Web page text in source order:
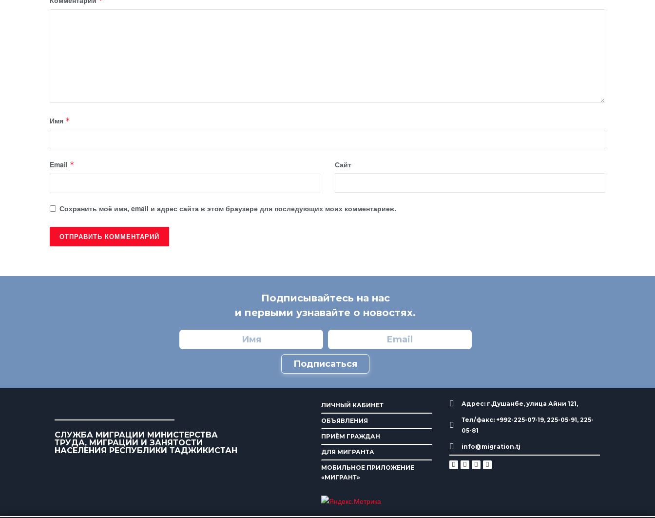
Имя *
Email * Сайт
Сохранить моё имя, email и адрес сайта в этом браузере для последующих моих комментариев.
Подписывайтесь на нас
и первыми узнавайте о новостях.
Подписаться
СЛУЖБА МИГРАЦИИ МИНИСТЕРСТВА
ТРУДА, МИГРАЦИИ И ЗАНЯТОСТИ
НАСЕЛЕНИЯ РЕСПУБЛИКИ ТАДЖИКИСТАН
ЛИЧНЫЙ КАБИНЕТ
ОБЪЯВЛЕНИЯ
ПРИЁМ ГРАЖДАН
ДЛЯ МИГРАНТА
МОБИЛЬНОЕ ПРИЛОЖЕНИЕ
«МИГРАНТ»
Адрес: г.Душанбе, улица Айни 121,
Тел/факс: +992-225-07-19, 225-05-91, 225-
05-81
info@migration.tj